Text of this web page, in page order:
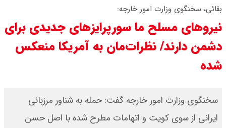
بقائی، سخنگوی وزارت امور خارجه:
نیروهای مسلح ما سورپرایزهای جدیدی برای
دشمن دارند/ نظرات‌مان به آمریکا منعکس
شده
سخنگوی وزارت امور خارجه گفت: حمله به شناور مرزبانی
ایرانی از سوی کویت و اتهامات مطرح شده با اصل حسن